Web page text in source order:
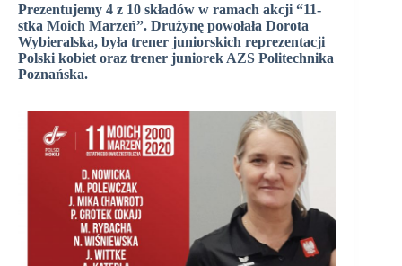
Prezentujemy 4 z 10 składów w ramach akcji “11-
stka Moich Marzeń”. Drużynę powołała Dorota
Wybieralska, była trener juniorskich reprezentacji
Polski kobiet oraz trener juniorek AZS Politechnika
Poznańska.